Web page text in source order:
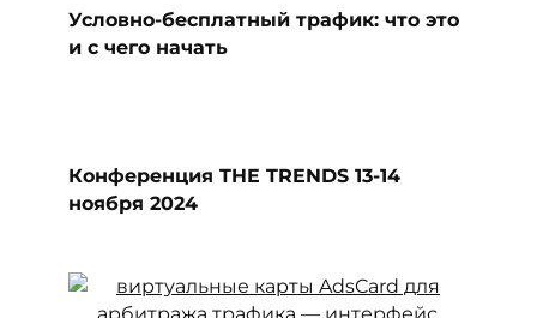
Условно-бесплатный трафик: что это
и с чего начать
Конференция THE TRENDS 13-14
ноября 2024